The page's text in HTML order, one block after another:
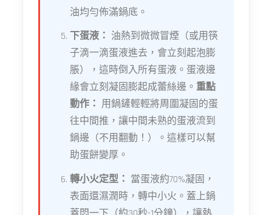
油均勻佈滿鍋底。
下蛋液： 油熱到微微冒煙（或用筷
子滴一滴蛋液進去，會立刻起泡膨
脹），這時倒入所有蛋液。蛋液邊
緣會立刻凝固膨起成蕾絲邊。 重點
動作： 用鍋鏟輕輕將周圍凝固的蛋
往中間推，讓中間未熟的蛋液流到
鍋邊（不用翻動！）。這樣可以幫
助蛋餅變厚。
轉小火定型： 當蛋液約70%凝固，
表面還濕潤時，轉中小火。蓋上鍋